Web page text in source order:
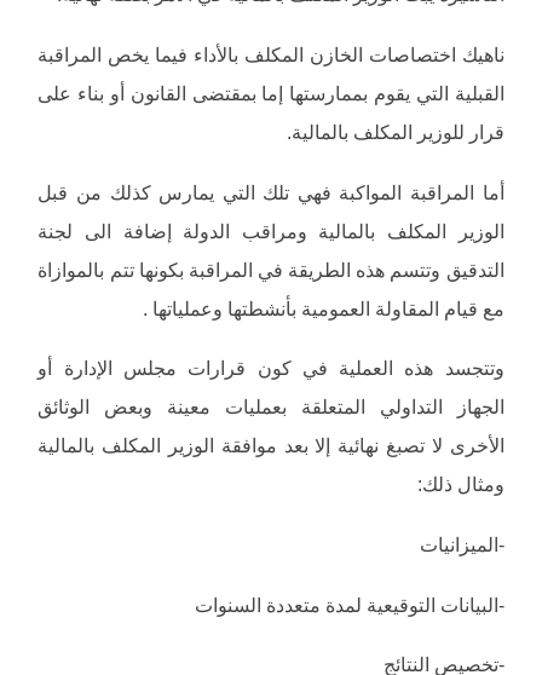
ناهيك اختصاصات الخازن المكلف بالأداء فيما يخص المراقبة
القبلية التي يقوم بممارستها إما بمقتضى القانون أو بناء على
قرار للوزير المكلف بالمالية.
أما المراقبة المواكبة فهي تلك التي يمارس كذلك من قبل
الوزير المكلف بالمالية ومراقب الدولة إضافة الى لجنة
التدقيق وتتسم هذه الطريقة في المراقبة بكونها تتم بالموازاة
مع قيام المقاولة العمومية بأنشطتها وعملياتها .
وتتجسد هذه العملية في كون قرارات مجلس الإدارة أو
الجهاز التداولي المتعلقة بعمليات معينة وبعض الوثائق
الأخرى لا تصبغ نهائية إلا بعد موافقة الوزير المكلف بالمالية
ومثال ذلك:
-الميزانيات
-البيانات التوقيعية لمدة متعددة السنوات
-تخصيص النتائج